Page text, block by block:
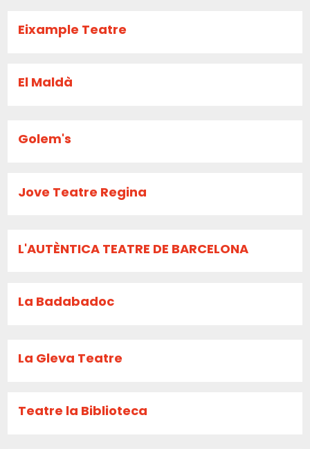
Eixample Teatre
El Maldà
Golem's
Jove Teatre Regina
L'AUTÈNTICA TEATRE DE BARCELONA
La Badabadoc
La Gleva Teatre
Teatre la Biblioteca